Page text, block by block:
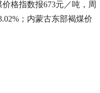
价格指数报673元／吨，周
；内蒙古东部褐煤价